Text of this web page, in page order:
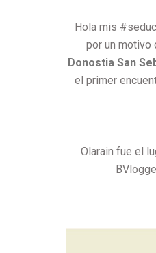
Hola mis
por un motivo
Donostia San
el primer
Olarain fue el